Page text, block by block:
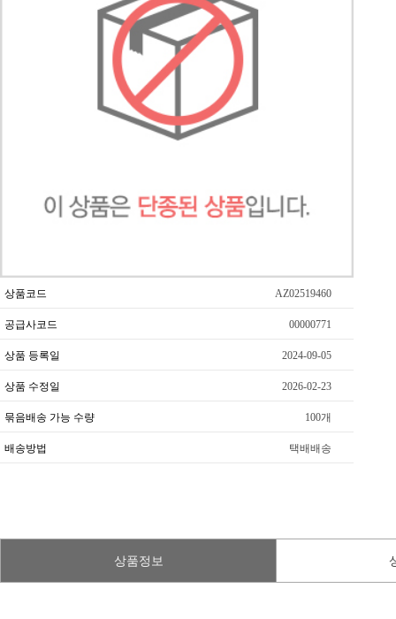
상품코드 AZ02519460
공급사코드 00000771
상품 등록일 2024-09-05
상품 수정일 2026-02-23
묶음배송 가능 수량 100개
배송방법 택배배송
상품정보